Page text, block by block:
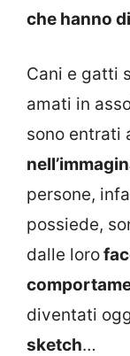
che hanno
Cani e gatti
amati in
sono entrati
persone,
possiede,
dalle loro
diventati
sketch…